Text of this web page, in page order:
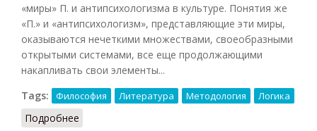
«миры» П. и антипсихологизма в культуре. Понятия же
«П.» и «антипсихологизм», представляющие эти миры,
оказываются нечеткими множествами, своеобразными
открытыми системами, все еще продолжающими
накапливать свои элементы...
Tags:
Философия Литература Методология Логика
Подробнее